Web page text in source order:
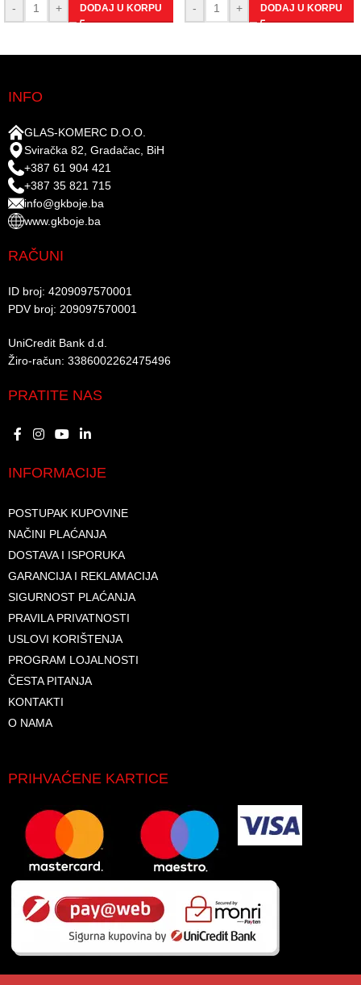
-
+ DODAJ U KORPU
-
+ DODAJ U KORPU
INFO
GLAS-KOMERC D.O.O.
Sviračka 82, Gradačac, BiH
+387 61 904 421
+387 35 821 715
info@gkboje.ba
www.gkboje.ba
RAČUNI
ID broj: 4209097570001​
PDV broj: 209097570001 ​
UniCredit Bank d.d.​
Žiro-račun: 3386002262475496​​
PRATITE NAS
INFORMACIJE
POSTUPAK KUPOVINE
NAČINI PLAĆANJA
DOSTAVA I ISPORUKA
GARANCIJA I REKLAMACIJA
SIGURNOST PLAĆANJA
PRAVILA PRIVATNOSTI
USLOVI KORIŠTENJA
PROGRAM LOJALNOSTI
ČESTA PITANJA
KONTAKTI
O NAMA
PRIHVAĆENE KARTICE